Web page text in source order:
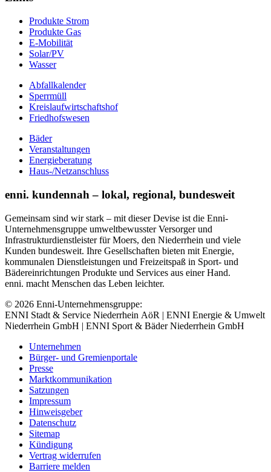
Produkte Strom
Produkte Gas
E-Mobilität
Solar/PV
Wasser
Abfallkalender
Sperrmüll
Kreislaufwirtschaftshof
Friedhofswesen
Bäder
Veranstaltungen
Energieberatung
Haus-/Netzanschluss
enni. kundennah – lokal, regional, bundesweit
Gemeinsam sind wir stark – mit dieser Devise ist die Enni-
Unternehmensgruppe umweltbewusster Versorger und
Infrastrukturdienstleister für Moers, den Niederrhein und viele
Kunden bundesweit. Ihre Gesellschaften bieten mit Energie,
kommunalen Dienstleistungen und Freizeitspaß in Sport- und
Bädereinrichtungen Produkte und Services aus einer Hand.
enni. macht Menschen das Leben leichter.
© 2026 Enni-Unternehmensgruppe:
ENNI Stadt & Service Niederrhein AöR | ENNI Energie & Umwelt
Niederrhein GmbH | ENNI Sport & Bäder Niederrhein GmbH
Unternehmen
Bürger- und Gremienportale
Presse
Marktkommunikation
Satzungen
Impressum
Hinweisgeber
Datenschutz
Sitemap
Kündigung
Vertrag widerrufen
Barriere melden